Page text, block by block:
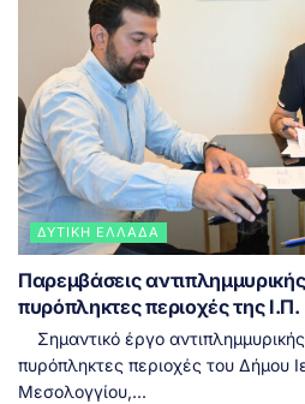
ΔΥΤΙΚΉ ΕΛΛΆΔΑ
Παρεμβάσεις
πυρόπληκτες περιοχές της
Σημαντικό έργο
πυρόπληκτες περιοχές του Δήμου
Μεσολογγίου,...